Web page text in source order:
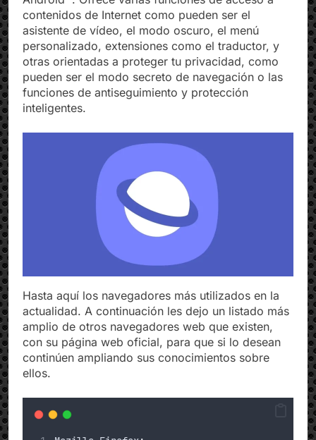
Android™. Ofrece varias funciones de acceso a
contenidos de Internet como pueden ser el
asistente de vídeo, el modo oscuro, el menú
personalizado, extensiones como el traductor, y
otras orientadas a proteger tu privacidad, como
pueden ser el modo secreto de navegación o las
funciones de antiseguimiento y protección
Hasta aquí los navegadores más utilizados en la
actualidad. A continuación les dejo un listado más
amplio de otros navegadores web que existen,
con su página web oficial, para que si lo desean
continúen ampliando sus conocimientos sobre